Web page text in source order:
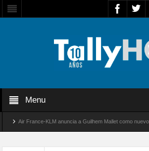
Menu
Air France-KLM anuncia a Guilhem Mallet como nuevo